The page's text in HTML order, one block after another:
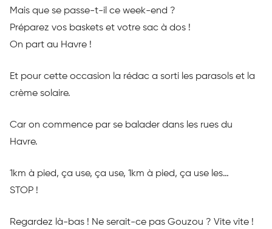
Mais que se passe-t-il ce week-end ?
Préparez vos baskets et votre sac à dos !
On part au Havre !
Et pour cette occasion la rédac a sorti les parasols et la
crème solaire.
Car on commence par se balader dans les rues du
Havre.
1km à pied, ça use, ça use, 1km à pied, ça use les…
STOP !
Regardez là-bas ! Ne serait-ce pas Gouzou ? Vite vite !